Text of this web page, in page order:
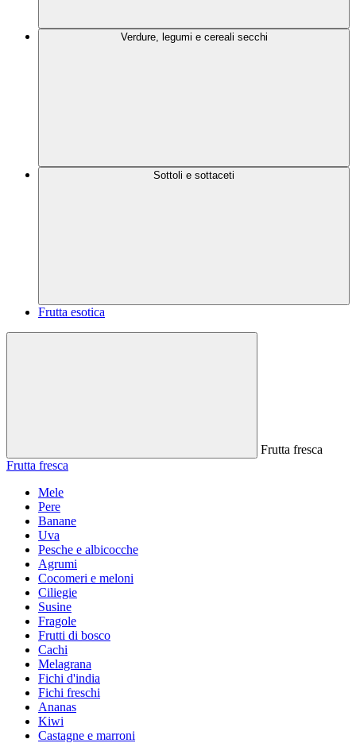
Verdure, legumi e cereali secchi
Sottoli e sottaceti
Frutta esotica
Frutta fresca
Frutta fresca
Mele
Pere
Banane
Uva
Pesche e albicocche
Agrumi
Cocomeri e meloni
Ciliegie
Susine
Fragole
Frutti di bosco
Cachi
Melagrana
Fichi d'india
Fichi freschi
Ananas
Kiwi
Castagne e marroni